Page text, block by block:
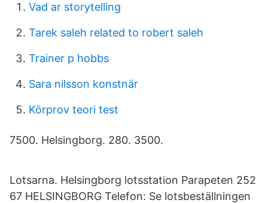
Vad ar storytelling
Tarek saleh related to robert saleh
Trainer p hobbs
Sara nilsson konstnär
Körprov teori test
7500. Helsingborg. 280. 3500.
Lotsarna. Helsingborg lotsstation Parapeten 252
67 HELSINGBORG Telefon: Se lotsbeställningen